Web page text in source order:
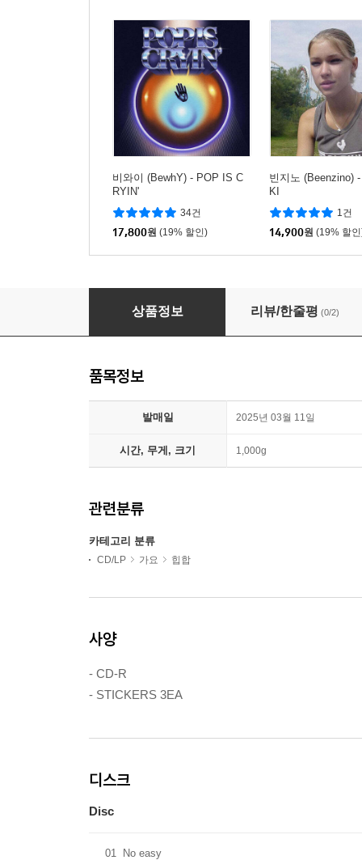
비와이 (BewhY) - POP IS C
RYIN'
34건
17,800원 (19% 할인)
빈지노 (Beenzino)
KI
1건
14,900원 (19% 할
제네 더 질라 (ZENE THE ZILLA) - 94-24
상품정보 리뷰/한줄평 (0/2)
품목정보
발매일 2025년 03월 11일
시간, 무게, 크기 1,000g
관련분류
카테고리 분류
CD/LP 가요 힙합
사양
- CD-R
- STICKERS 3EA
디스크
Disc
01 No easy